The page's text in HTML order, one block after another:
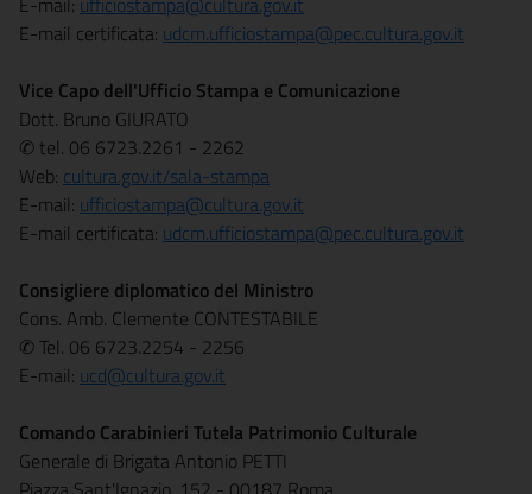
E-mail certificata: udcm.ufficiostampa@pec.cultura.gov.it
Vice Capo dell'Ufficio Stampa e Comunicazione
Dott. Bruno GIURATO
✆ tel. 06 6723.2261 - 2262
Web: cultura.gov.it/sala-stampa
E-mail: ufficiostampa@cultura.gov.it
E-mail certificata: udcm.ufficiostampa@pec.cultura.gov.it
Consigliere diplomatico del Ministro
Cons. Amb. Clemente CONTESTABILE
✆ Tel. 06 6723.2254 - 2256
E-mail: ucd@cultura.gov.it
Comando Carabinieri Tutela Patrimonio Culturale
Generale di Brigata Antonio PETTI